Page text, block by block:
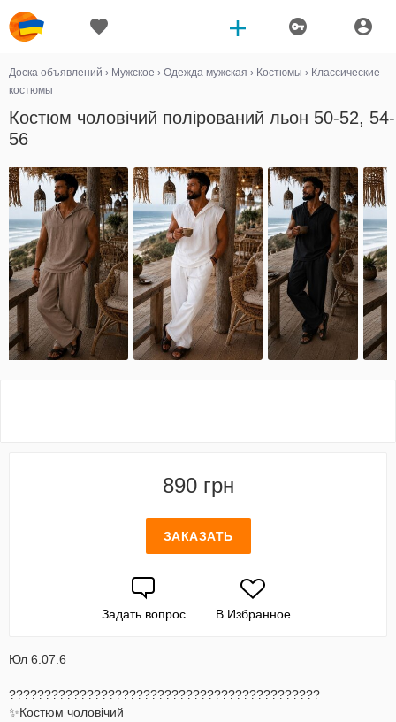
Доска объявлений › Мужское › Одежда мужская › Костюмы › Классические
костюмы
Костюм чоловічий полірований льон 50-52, 54-
56
890 грн
ЗАКАЗАТЬ
Задать вопрос В Избранное
Юл 6.07.6
????????????????????????????????????????????
✨Костюм чоловічий